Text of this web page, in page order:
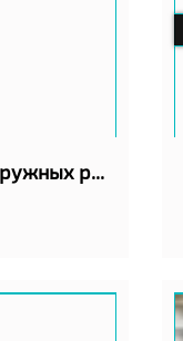
Сантехник наружных работ